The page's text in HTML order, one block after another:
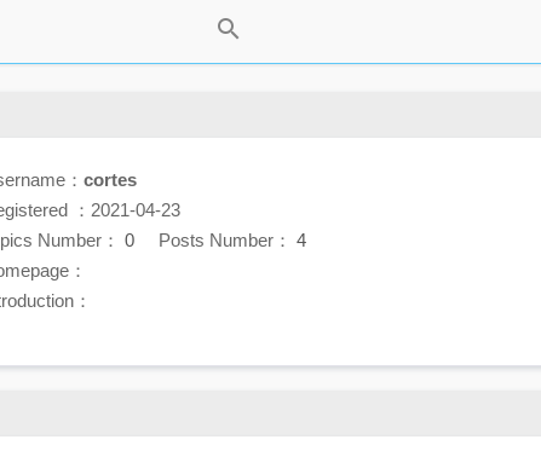
： cortes
：2021-04-23
Number： 0 Posts Number： 4
：
：